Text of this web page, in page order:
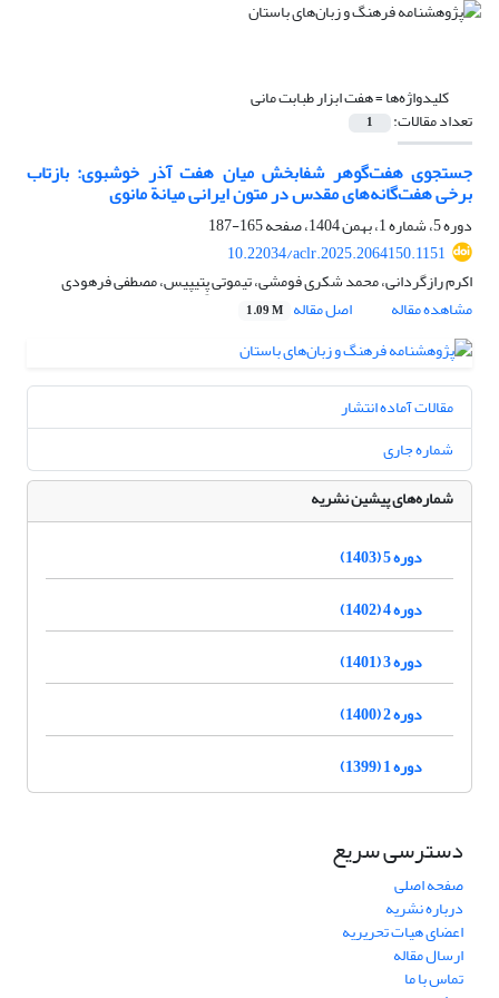
کلیدواژه‌ها =هفت ابزار طبابت مانی
تعداد مقالات: 1
جستجوی هفت‌گوهر شفابخش میان هفت آذر خوشبوی: بازتاب
برخی هفت‌گانه‌های مقدس در متون ایرانی میانة مانوی
دوره 5، شماره 1، بهمن 1404، صفحه
165-187
10.22034/aclr.2025.2064150.1151
اکرم رازگردانی، محمد شکری فومشی، تیموتی پِتیپیس، مصطفی فرهودی
مشاهده مقاله
اصل مقاله 1.09 M
مقالات آماده انتشار
شماره جاری
شماره‌های پیشین نشریه
دوره 5 (1403)
دوره 4 (1402)
دوره 3 (1401)
دوره 2 (1400)
دوره 1 (1399)
دسترسی سریع
صفحه اصلی
درباره نشریه
اعضای هیات تحریریه
ارسال مقاله
تماس با ما